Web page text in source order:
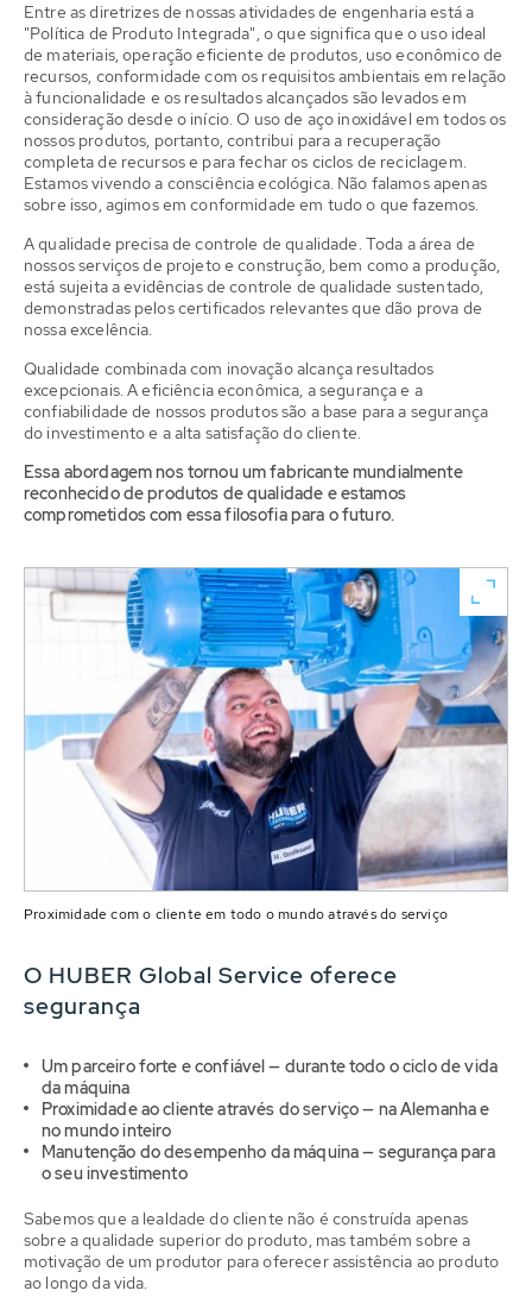
Entre as diretrizes de nossas atividades de engenharia está a
"Política de Produto Integrada", o que significa que o uso ideal
de materiais, operação eficiente de produtos, uso econômico de
recursos, conformidade com os requisitos ambientais em relação
à funcionalidade e os resultados alcançados são levados em
consideração desde o início. O uso de aço inoxidável em todos os
nossos produtos, portanto, contribui para a recuperação
completa de recursos e para fechar os ciclos de reciclagem.
Estamos vivendo a consciência ecológica. Não falamos apenas
sobre isso, agimos em conformidade em tudo o que fazemos.
A qualidade precisa de controle de qualidade. Toda a área de
nossos serviços de projeto e construção, bem como a produção,
está sujeita a evidências de controle de qualidade sustentado,
demonstradas pelos certificados relevantes que dão prova de
nossa excelência.
Qualidade combinada com inovação alcança resultados
excepcionais. A eficiência econômica, a segurança e a
confiabilidade de nossos produtos são a base para a segurança
do investimento e a alta satisfação do cliente.
Essa abordagem nos tornou um fabricante mundialmente
reconhecido de produtos de qualidade e estamos
comprometidos com essa filosofia para o futuro.
Proximidade com o cliente em todo o mundo através do serviço
O HUBER Global Service oferece
segurança
Um parceiro forte e confiável — durante todo o ciclo de vida
da máquina
Proximidade ao cliente através do serviço — na Alemanha e
no mundo inteiro
Manutenção do desempenho da máquina — segurança para
o seu investimento
Sabemos que a lealdade do cliente não é construída apenas
sobre a qualidade superior do produto, mas também sobre a
motivação de um produtor para oferecer assistência ao produto
ao longo da vida.